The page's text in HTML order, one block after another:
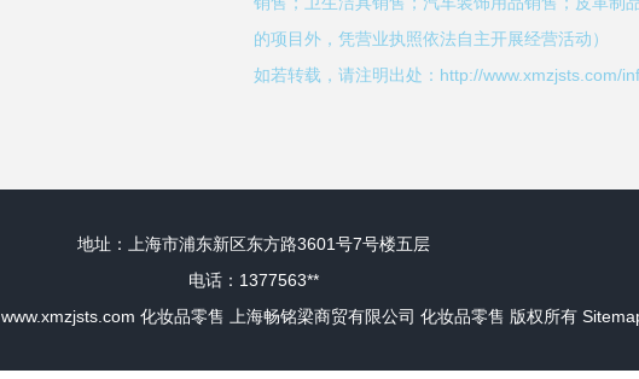
的项目外，凭营业执照依法自主开展经营活动）
如若转载，请注明出处：http://www.xmzjsts.com/
地址：上海市浦东新区东方路3601号7号楼五层
电话：1377563**
www.xmzjsts.com 化妆品零售 上海畅铭梁商贸有限公司 化妆品零售 版权所有